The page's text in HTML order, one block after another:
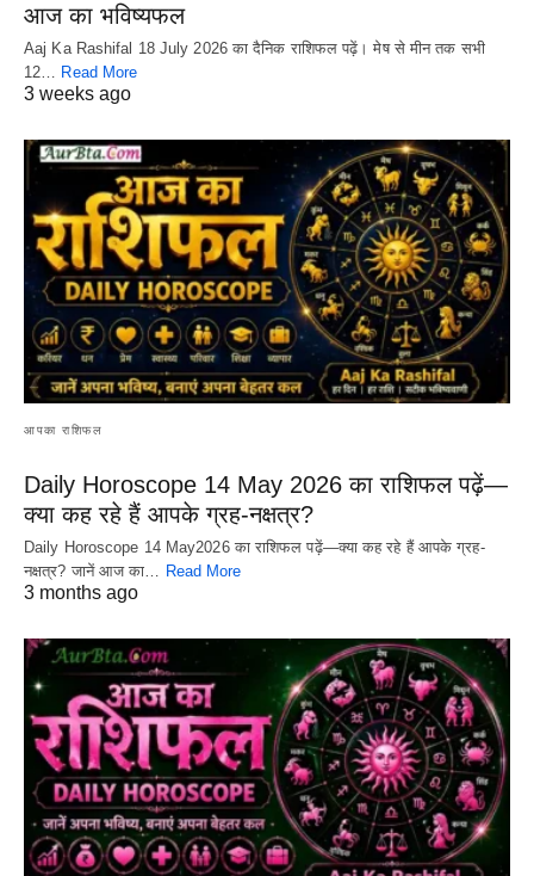
आज का भविष्यफल
Aaj Ka Rashifal 18 July 2026 का दैनिक राशिफल पढ़ें। मेष से मीन तक सभी
12… Read More
3 weeks ago
आपका राशिफल
Daily Horoscope 14 May 2026 का राशिफल पढ़ें—
क्या कह रहे हैं आपके ग्रह-नक्षत्र?
Daily Horoscope 14 May2026 का राशिफल पढ़ें—क्या कह रहे हैं आपके ग्रह-
नक्षत्र? जानें आज का… Read More
3 months ago